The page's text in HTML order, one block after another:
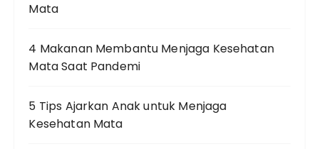
Mata
4 Makanan Membantu Menjaga Kesehatan
Mata Saat Pandemi
5 Tips Ajarkan Anak untuk Menjaga
Kesehatan Mata